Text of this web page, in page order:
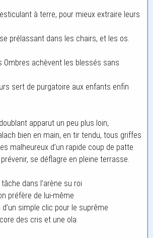
à terre, pour mieux extraire leurs
prélassant dans les chairs, et les os.
Ombres achèvent les blessés sans
sert de purgatoire aux enfants enfin
apparut un peu plus loin,
bien en main, en tir tendu, tous griffes
malheureux d’un rapide coup de patte
se déflagre en pleine terrasse.
dans l’arène su roi
préfère de lui-même
simple clic pour le suprême
des cris et une ola.